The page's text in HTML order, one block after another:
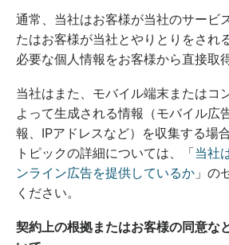
通常、当社はお客様が当社のサービ
たはお客様が当社とやりとりをされ
必要な個人情報をお客様から直接取
当社はまた、モバイル端末またはコ
よって生成される情報（モバイル広
報、IPアドレスなど）を収集する場
トピックの詳細については、「当社
ンライン広告を提供しているか 」の
ください。
契約上の根拠またはお客様の同意な